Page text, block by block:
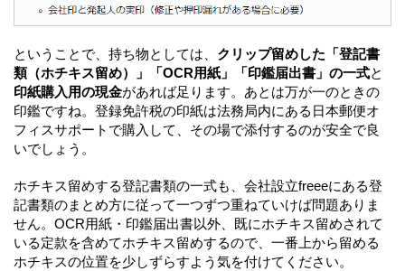
ということで、持ち物としては、 クリップ留めした「登記書
類（ホチキス留め）」「OCR用紙」「印鑑届出書」の一式と
印紙購入用の現金があれば足ります。あとは万が一のときの
印鑑ですね。登録免許税の印紙は法務局内にある日本郵便オ
フィスサポートで購入して、その場で添付するのが安全で良
いでしょう。
ホチキス留めする登記書類の一式も、会社設立freeeにある登
記書類のまとめ方に従って一つずつ重ねていけば問題ありま
せん。OCR用紙・印鑑届出書以外、既にホチキス留めされて
いる定款を含めてホチキス留めするので、一番上から留める
ホチキスの位置を少しずらすよう気を付けてください。